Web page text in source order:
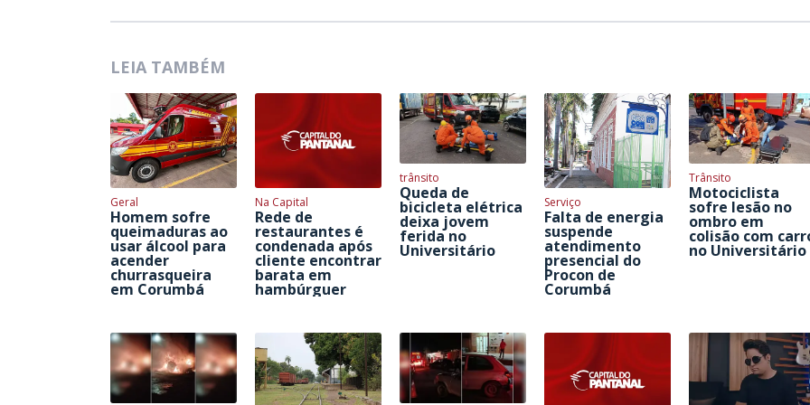
LEIA TAMBÉM
Geral
Homem sofre
queimaduras ao
usar álcool para
acender
churrasqueira
em Corumbá
Na Capital
Rede de
restaurantes é
condenada após
cliente encontrar
barata em
hambúrguer
trânsito
Queda de
bicicleta elétrica
deixa jovem
ferida no
Universitário
Serviço
Falta de energia
suspende
atendimento
presencial do
Procon de
Corumbá
Trânsito
Motociclista
sofre lesão no
ombro em
colisão com
no Universitário